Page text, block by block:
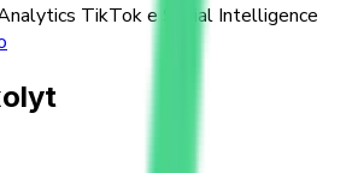
TikTok e Social Intelligence